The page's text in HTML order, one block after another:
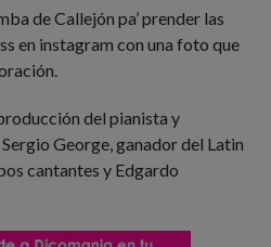
de Callejón pa’ prender las
en instagram con una foto que
del pianista y
George, ganador del Latin
cantantes y Edgardo